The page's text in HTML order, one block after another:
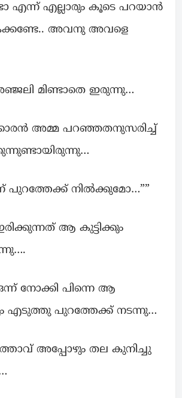
എന്ന് എല്ലാരും കൂടെ പറയാൻ
അവനു അവളെ
മിണ്ടാതെ ഇരുന്നു…
അമ്മ പറഞ്ഞതനുസരിച്ച്
പുറത്തേക്ക് നിൽക്കുമോ…””
ആ കുട്ടിക്കും
നോക്കി പിന്നെ ആ
എടുത്തു പുറത്തേക്ക് നടന്നു…
അപ്പോഴും തല കുനിച്ചു